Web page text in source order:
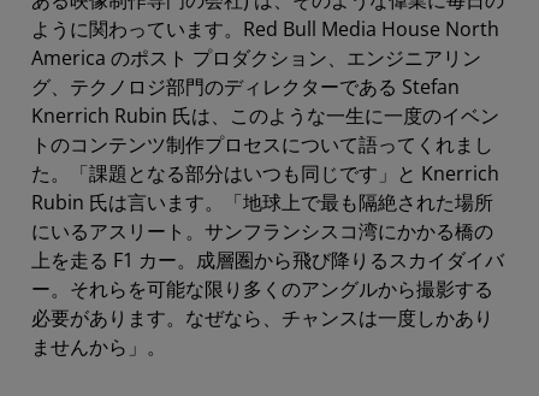
ように関わっています。Red Bull Media House North
America のポスト プロダクション、エンジニアリン
グ、テクノロジ部門のディレクターである Stefan
Knerrich Rubin 氏は、このような一生に一度のイベン
トのコンテンツ制作プロセスについて語ってくれまし
た。「課題となる部分はいつも同じです」と Knerrich
Rubin 氏は言います。「地球上で最も隔絶された場所
にいるアスリート。サンフランシスコ湾にかかる橋の
上を走る F1 カー。成層圏から飛び降りるスカイダイバ
ー。それらを可能な限り多くのアングルから撮影する
必要があります。なぜなら、チャンスは一度しかあり
ませんから」。